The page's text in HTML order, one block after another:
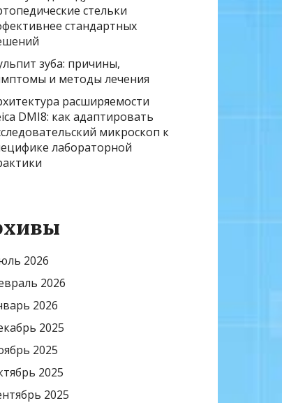
стельки
стандартных
зуба: причины,
и методы лечения
расширяемости
DMI8: как адаптировать
микроскоп к
лабораторной
2026
2026
2026
2025
2025
2025
2025